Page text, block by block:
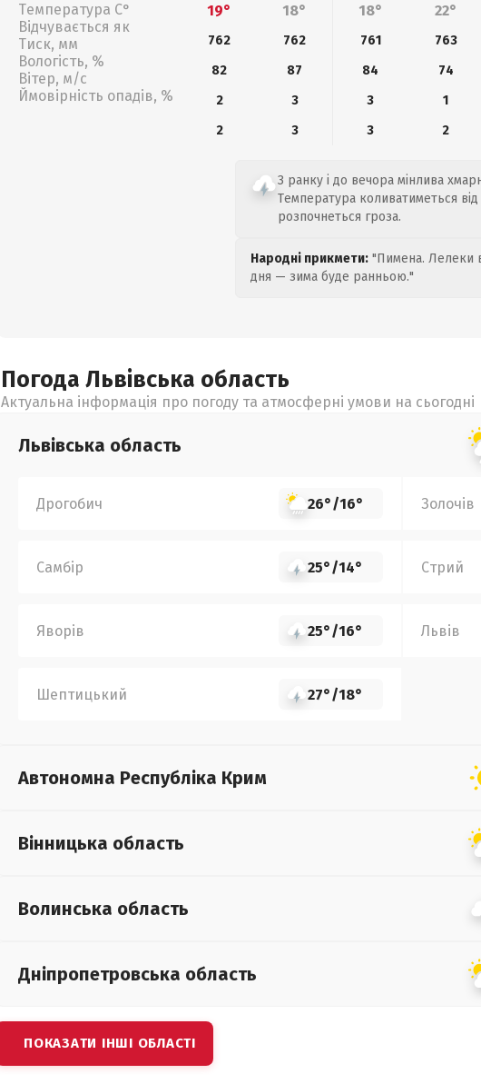
Температура С°
Відчувається як
Тиск, мм
Вологість, %
Вітер, м/с
Ймовірність опадів, %
19°
18° 18° 22°
762 762 761 763
82
87 84 74
2
3 3 1
2
3 3 2
З ранку і до вечора мінлива
Температура коливатиметься від
розпочнеться гроза.
Народні прикмети: "Пимена. Лелеки
дня — зима буде ранньою."
Погода Львівська область
Актуальна інформація про погоду та атмосферні умови на сьогодні
Львівська область
Дрогобич 26°/16° Золочів
Самбір 25°/14° Стрий
Яворів 25°/16° Львів
Шептицький 27°/18°
Автономна Республіка Крим
Вінницька область
Волинська область
Дніпропетровська область
ПОКАЗАТИ ІНШІ ОБЛАСТІ